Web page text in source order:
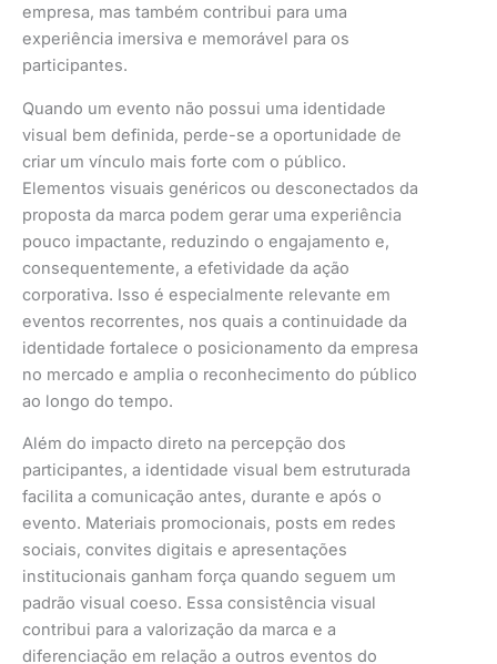
empresa, mas também contribui para uma
experiência imersiva e memorável para os
participantes.
Quando um evento não possui uma identidade
visual bem definida, perde-se a oportunidade de
criar um vínculo mais forte com o público.
Elementos visuais genéricos ou desconectados da
proposta da marca podem gerar uma experiência
pouco impactante, reduzindo o engajamento e,
consequentemente, a efetividade da ação
corporativa. Isso é especialmente relevante em
eventos recorrentes, nos quais a continuidade da
identidade fortalece o posicionamento da empresa
no mercado e amplia o reconhecimento do público
ao longo do tempo.
Além do impacto direto na percepção dos
participantes, a identidade visual bem estruturada
facilita a comunicação antes, durante e após o
evento. Materiais promocionais, posts em redes
sociais, convites digitais e apresentações
institucionais ganham força quando seguem um
padrão visual coeso. Essa consistência visual
contribui para a valorização da marca e a
diferenciação em relação a outros eventos do